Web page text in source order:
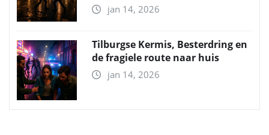
jan 14, 2026
Tilburgse Kermis, Besterdring en
de fragiele route naar huis
jan 14, 2026